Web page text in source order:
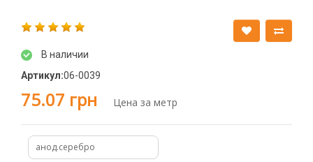
В наличии
Артикул:06-0039
75.07 грн Цена за метр
анод.серебро